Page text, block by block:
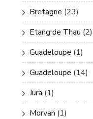
Bretagne (23)
Etang de Thau (2)
Guadeloupe (1)
Guadeloupe (14)
Jura (1)
Morvan (1)